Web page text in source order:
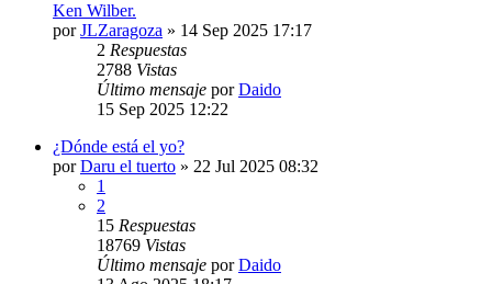
Ken Wilber.
porJLZaragoza » 14 Sep 2025 17:17
2 Respuestas
2788 Vistas
Último mensaje porDaido
15 Sep 2025 12:22
¿Dónde está el yo?
porDaru el tuerto » 22 Jul 2025 08:32
1
2
15 Respuestas
18769 Vistas
Último mensaje porDaido